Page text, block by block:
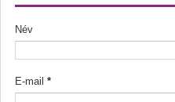
Név
E-mail *